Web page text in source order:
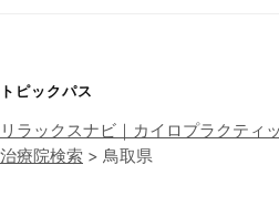
トピックパス
リラックスナビ｜カイロプラクティ
治療院検索 > 鳥取県